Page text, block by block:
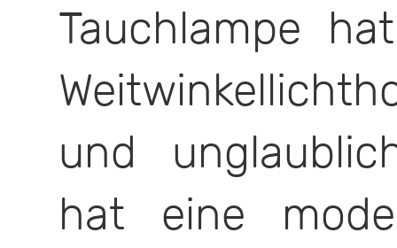
Tauchlampe
und
hat eine